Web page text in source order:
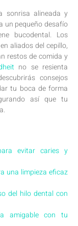
sonrisa alineada y
un pequeño ‍desafío
bucodental. Los
aliados del ‍cepillo,
restos de comida y
no se resienta
⁣consejos
tu ⁢boca ​de‍ forma
así que tu
evitar caries y
una limpieza eficaz
del hilo dental con
amigable con ​tu